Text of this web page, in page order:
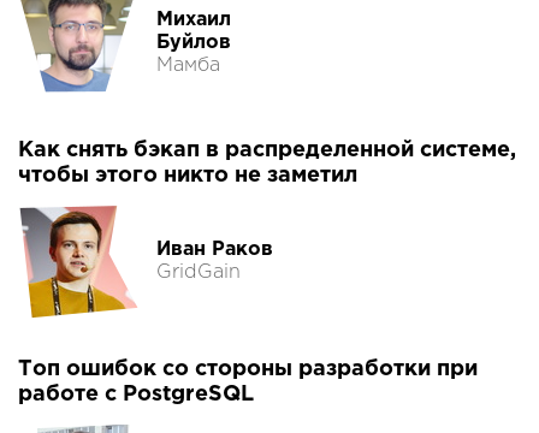
Михаил
Буйлов
Мамба
Как снять бэкап в распределенной системе,
чтобы этого никто не заметил
Иван Раков
GridGain
Топ ошибок со стороны разработки при
работе с PostgreSQL